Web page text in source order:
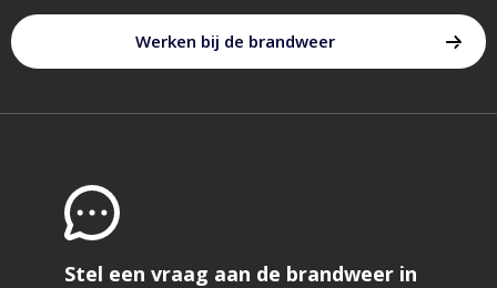
facebook
pagina
youtubevimeo
pagina
twitter
pagina
linkedin
pagina
instagram
pagina
feed
Werken bij de brandweer
Stel een vraag aan de brandweer in